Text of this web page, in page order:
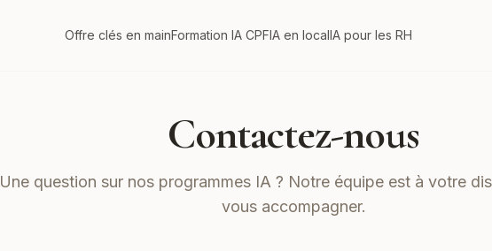
Offre clés en mainFormation IA CPFIA en localIA pour les RH
Contactez-nous
Une question sur nos programmes IA ? Notre équipe est à votre
vous accompagner.